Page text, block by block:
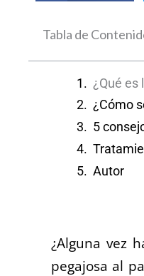
Tabla de
¿Qué es
¿Cómo
5
Autor
¿Alguna vez
pegajosa al